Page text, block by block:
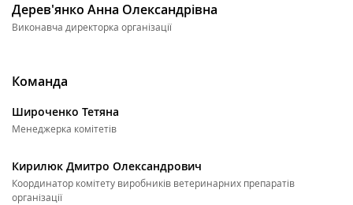
Дерев'янко Анна Олександрівна
Виконавча директорка організації
Команда
Широченко Тетяна
Менеджерка комітетів
Кирилюк Дмитро Олександрович
Координатор комітету виробників ветеринарних препаратів
організації